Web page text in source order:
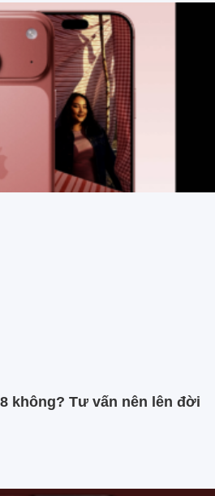
không? Tư vấn nên lên đời